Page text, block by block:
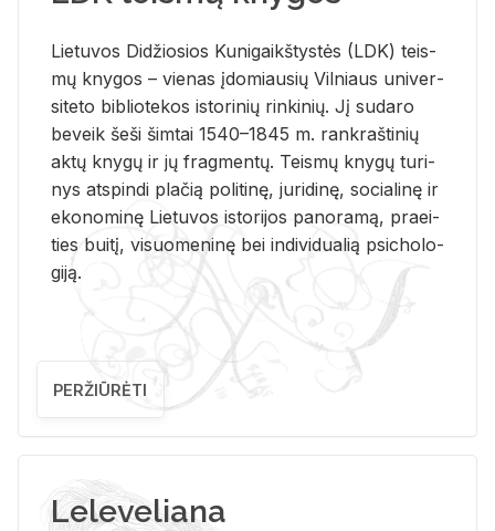
Lie­tu­vos Di­džio­sios Ku­ni­gaikš­tys­tės (LDK) teis­
mų kny­gos – vie­nas įdo­miau­sių Vil­niaus uni­ver­
si­te­to bi­b­lio­te­kos is­to­ri­nių rin­ki­nių. Jį su­da­ro
be­veik šeši šim­tai 1540–1845 m. rank­raš­ti­nių
aktų kny­gų ir jų frag­men­tų. Teis­mų kny­gų tu­ri­
nys at­spin­di pla­čią po­li­ti­nę, ju­ri­di­nę, so­cia­li­nę ir
eko­no­mi­nę Lie­tu­vos is­to­ri­jos pa­no­ra­mą, pra­ei­
ties bui­tį, vi­suo­me­ni­nę bei in­di­vi­dua­lią psi­cho­lo­
gi­ją.
PERŽIŪRĖTI
Leleveliana